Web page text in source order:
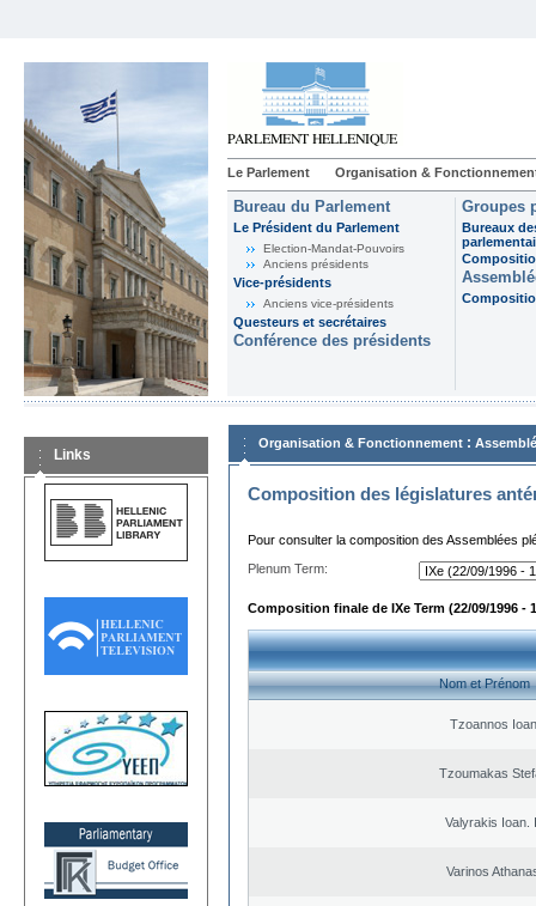
Le Parlement Organisation &
Bureau du Parlement
Le Président du Parlement
Election-Mandat-Pouvoirs
Anciens présidents
Vice-présidents
Anciens vice-présidents
Questeurs et secrétaires
Conférence des présidents
Groupes
Bureaux
Links
Organisation & Fonctionnement :
Composition des législatures
Pour consulter la composition des Assemblées
Plenum Term:
Composition finale de IXe Term (22/09/1996 -
Nom et Prénom
Tzoannos
Tzoumakas
Valyrakis Ioan.
Varinos